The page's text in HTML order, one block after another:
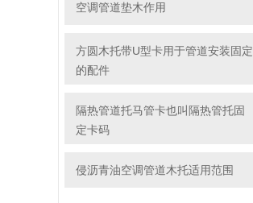
空调管道垫木作用
方圆木托带U型卡用于管道安装固定
的配件
隔热管道托马管卡也叫隔热管托固
定卡码
侵沥青油空调管道木托适用范围